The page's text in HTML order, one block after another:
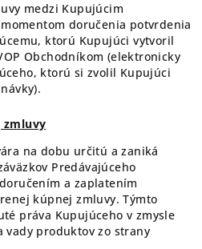
medzi Kupujúcim
doručenia potvrdenia
ktorú Kupujúci vytvoril
Obchodníkom (elektronicky
ktorú si zvolil Kupujúci
zmluvy
na dobu určitú a zaniká
Predávajúceho
a zaplatením
kúpnej zmluvy. Týmto
práva Kupujúceho v zmysle
vady produktov zo strany